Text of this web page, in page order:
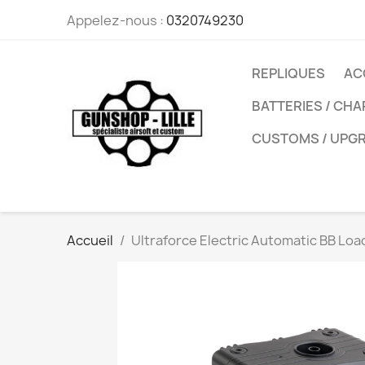
Appelez-nous : 0320749230
REPLIQUES
BATTERIES /
CUSTOMS /
Accueil Ultraforce Electric Automatic BB